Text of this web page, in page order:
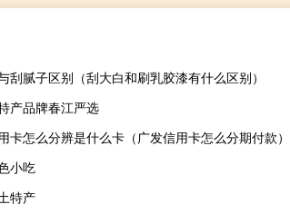
刮腻子区别（刮大白和刷乳胶漆有什么区别）
产品牌春江严选
卡怎么分辨是什么卡（广发信用卡怎么分期付款）
小吃
特产